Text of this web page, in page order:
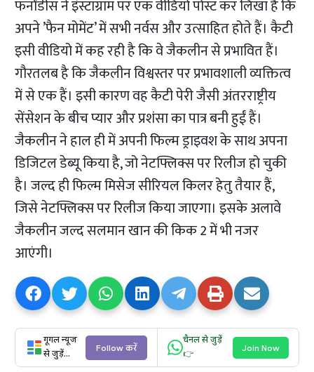
फर्नांडीस ने इंस्टाग्राम पर एक वीडियो पोस्ट कर लिखा है कि
अपने ’फैन मोमेंट’ में सभी नर्वस और उत्साहित होते हैं। कैटी
इसी वीडियो में कह रही है कि वे जैकलीन से प्रभावित हैं।
गौरतलब है कि जैकलीन विश्वस्तर पर प्रभावशाली व्यक्तित्व
में से एक हैं। इसी कारण वह कैटी पेरी जैसी अंतरराष्ट्रीय
सेंसेशन के बीच प्यार और प्रशंसा का पात्र बनी हुईं हैं।
जैकलीन ने हाल ही में अपनी फिल्म ड्राइवश के साथ अपना
डिजिटल डेब्यू किया है, जो नेटफ्लिक्स पर रिलीज हो चुकी
है। जल्द ही फिल्म मिसेज सीरियल किलर हेतु तैयार हैं,
जिसे नेटफ्लिक्स पर रिलीज किया जाएगा। इसके अलावे
जैकलीन जल्द सलमान खान की किक 2 में भी नजर
आएंगी।
गूगल न्यूज
से जुड़ें...
Follow करें
चैनल से जुड़ें
👉
Join Now